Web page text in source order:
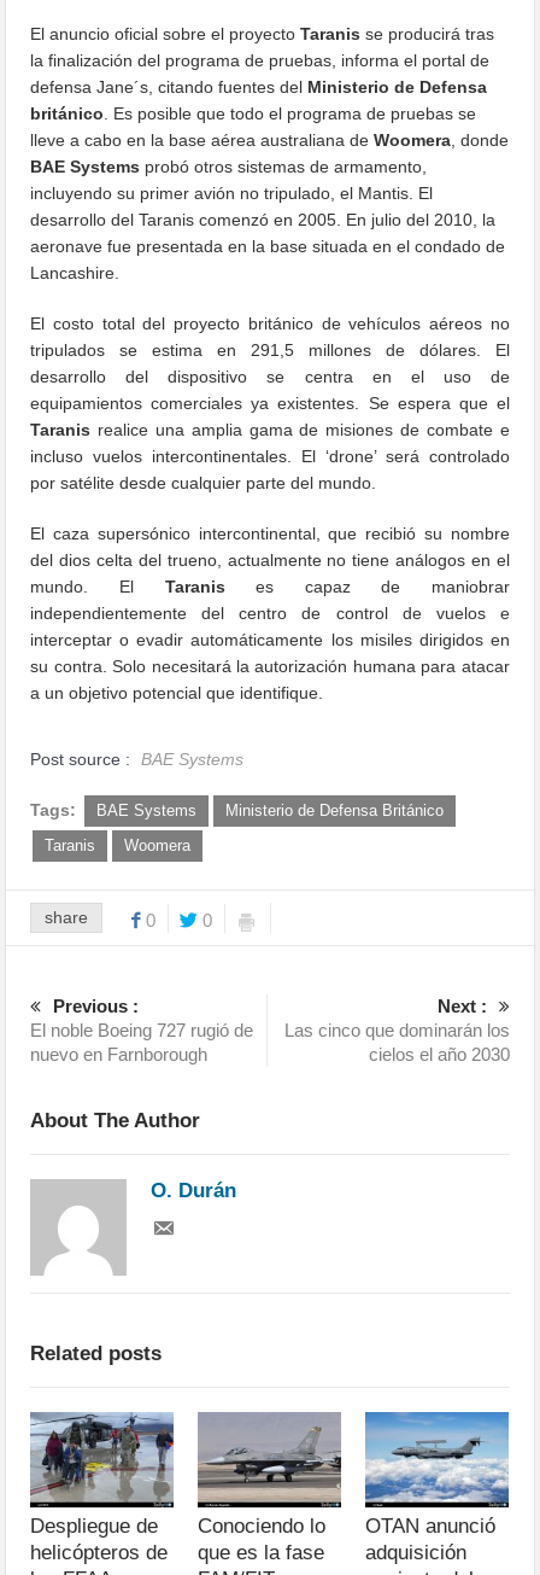
El anuncio oficial sobre el proyectoTaranis se producirá tras
la finalización del programa de pruebas, informa el portal de
defensa Jane´s, citando fuentes del Ministerio de Defensa
británico . Es posible que todo el programa de pruebas se
lleve a cabo en la base aérea australiana deWoomera , donde
BAE Systems probó otros sistemas de armamento,
incluyendo su primer avión no tripulado, el Mantis. El
desarrollo del Taranis comenzó en 2005. En julio del 2010, la
aeronave fue presentada en la base situada en el condado de
Lancashire.
El costo total del proyecto británico de vehículos aéreos no
tripulados se estima en 291,5 millones de dólares. El
desarrollo del dispositivo se centra en el uso de
equipamientos comerciales ya existentes. Se espera que el
Taranis realice una amplia gama de misiones de combate e
incluso vuelos intercontinentales. El ‘drone’ será controlado
por satélite desde cualquier parte del mundo.
El caza supersónico intercontinental, que recibió su nombre
del dios celta del trueno, actualmente no tiene análogos en el
mundo. El Taranis es capaz de maniobrar
independientemente del centro de control de vuelos e
interceptar o evadir automáticamente los misiles dirigidos en
su contra. Solo necesitará la autorización humana para atacar
a un objetivo potencial que identifique.
Post source : BAE Systems
Tags: BAE Systems
Ministerio de Defensa Británico
Taranis
Woomera
share 0 0
Previous :
El noble Boeing 727 rugió de
nuevo en Farnborough
Next :
Las cinco que dominarán los
cielos el año 2030
About The Author
O. Durán
Related posts
Despliegue de
helicópteros de
Conociendo lo
que es la fase
OTAN anunció
adquisición